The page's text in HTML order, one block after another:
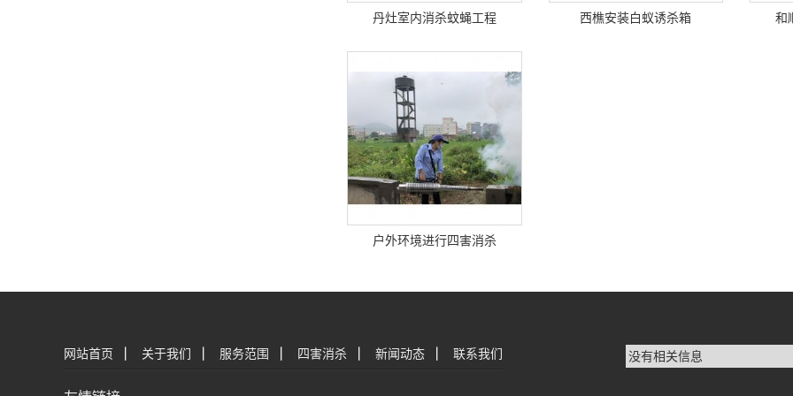
丹灶室内消杀蚊蝇工程 西樵安装白蚁诱杀箱 和
户外环境进行四害消杀
网站首页 关于我们 服务范围 四害消杀 新闻动态 联系我们 没有相关信息